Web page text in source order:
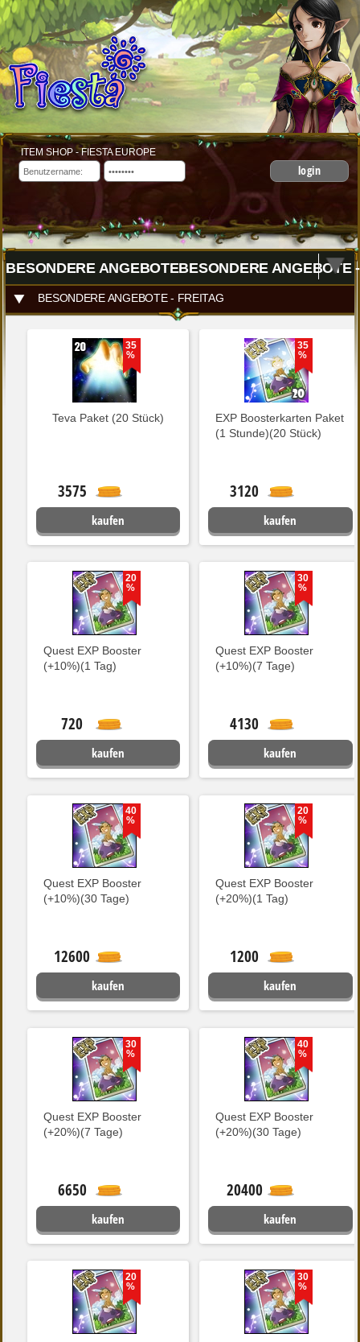
ITEM SHOP - FIESTA EUROPE
login
BESONDERE ANGEBOTEBESONDERE ANGEBOTE
BESONDERE ANGEBOTE - FREITAG
35
%
Teva Paket (20 Stück)
3575
kaufen
35
%
EXP Boosterkarten Paket
(1 Stunde)(20 Stück)
3120
kaufen
20
%
Quest EXP Booster
(+10%)(1 Tag)
720
kaufen
30
%
Quest EXP Booster
(+10%)(7 Tage)
4130
kaufen
40
%
Quest EXP Booster
(+10%)(30 Tage)
12600
kaufen
20
%
Quest EXP Booster
(+20%)(1 Tag)
1200
kaufen
30
%
Quest EXP Booster
(+20%)(7 Tage)
6650
kaufen
40
%
Quest EXP Booster
(+20%)(30 Tage)
20400
kaufen
20
%
30
%